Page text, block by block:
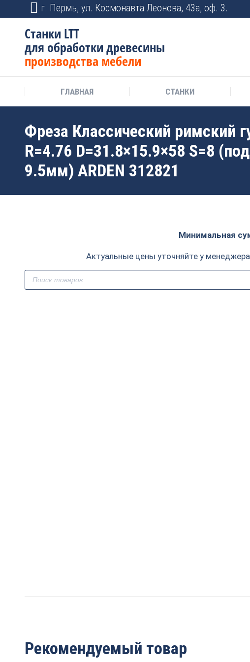
г. Пермь, ул. Космонавта Леонова, 43а, оф. 3.
Станки LTT
для обработки древесины
производства мебели
ГЛАВНАЯ СТАНКИ
Фреза Классический римский
R=4.76 D=31.8×15.9×58 S=8
9.5мм) ARDEN 312821
Минимальная
Актуальные цены уточняйте у
Поиск
товаров
Рекомендуемый товар